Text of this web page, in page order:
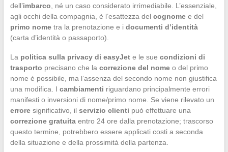
dell’imbarco , né un caso considerato irrimediabile. L’essenziale,
agli occhi della compagnia, è l’esattezza del cognomee del
primo nometra la prenotazione e i documenti d’identità
(carta d’identità o passaporto).
La politica sulla privacy di easyJete le sue condizioni di
trasporto precisano che la correzione del nomeo del primo
nome è possibile, ma l’assenza del secondo nome non giustifica
una modifica. I cambiamenti riguardano principalmente errori
manifesti o inversioni di nome/primo nome. Se viene rilevato un
erroresignificativo, il servizio clienti può effettuare una
correzione gratuitaentro 24 ore dalla prenotazione; trascorso
questo termine, potrebbero essere applicati costi a seconda
della situazione e della prossimità della partenza.